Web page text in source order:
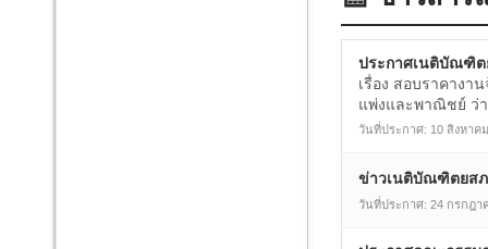
ประกาศเนติบัณฑิต
เรื่อง สอบราคางา
แพ่งและพาณิชย์ ว่
วันที่ประกาศ: 10 สิงหาค
ข่าวเนติบัณฑิตยสภ
วันที่ประกาศ: 24 กรกฎา